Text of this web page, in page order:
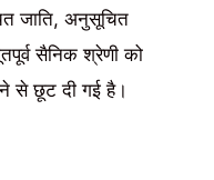
जाति, अनुसूचित
सैनिक श्रेणी को
से छूट दी गई है।